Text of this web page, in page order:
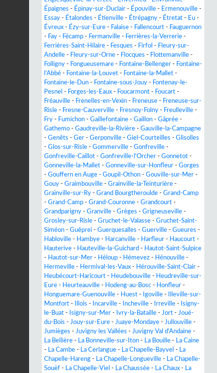
Épaignes - Épinay-sur-Duclair - Épouville - Ermenouville -
Essay - Étalondes - Étienville - Étrépagny - Étretat - Eu -
Évreux - Ézy-sur-Eure - Falaise - Fallencourt - Fauguernon
- Fay - Fécamp - Fermanville - Ferrières-la-Verrerie -
Ferrières-Saint-Hilaire - Fesques - Firfol - Fleury-sur-
Andelle - Fleury-sur-Orne - Flocques - Flottemanville -
Folligny - Fongueusemare - Fontaine-Bellenger - Fontaine-
l'Abbé - Fontaine-la-Louvet - Fontaine-la-Mallet -
Fontaine-le-Dun - Fontaine-sous-Jouy - Fontenay-le-
Pesnel - Forges-les-Eaux - Foucarmont - Foucart -
Fréauville - Frenelles-en-Vexin - Freneuse - Freneuse-sur-
Risle - Fresne-Cauverville - Fresnoy-Folny - Freulleville -
Fry - Fumichon - Gaillefontaine - Gaillon - Gâprée -
Gathemo - Gaudreville-la-Rivière - Gauville-la-Campagne
- Genêts - Ger - Gerponville - Giel-Courteilles - Glisolles
- Glos-sur-Risle - Gommerville - Gonfreville -
Gonfreville-Caillot - Gonfreville-l'Orcher - Gonnetot -
Gonneville-la-Mallet - Gonneville-sur-Honfleur - Gorges
- Gouffern en Auge - Goupil-Othon - Gouville-sur-Mer -
Gouy - Graimbouville - Grainville-la-Teinturière -
Grainville-sur-Ry - Grand Bourgtheroulde - Grand-Camp
- Grand-Camp - Grand-Couronne - Grandcourt -
Grandparigny - Granville - Grèges - Grigneuseville -
Grosley-sur-Risle - Gruchet-le-Valasse - Gruchet-Saint-
Siméon - Guêprei - Guerquesalles - Guerville - Gueures -
Habloville - Hambye - Harcanville - Harfleur - Haucourt -
Hauterive - Hauteville-la-Guichard - Hautot-Saint-Sulpice
- Hautot-sur-Mer - Héloup - Hémevez - Hénouville -
Hermeville - Hermival-les-Vaux - Hérouville-Saint-Clair -
Heubécourt-Haricourt - Heudebouville - Heudreville-sur-
Eure - Heurteauville - Hodeng-au-Bosc - Honfleur -
Honguemare-Guenouville - Huest - Igoville -
Illeville-sur-
Montfort - Illois - Incarville - Incheville - Irreville -
Isigny-
le-Buat - Isigny-sur-Mer - Ivry-la-Bataille - Jort - Joué-
du-Bois - Jouy-sur-Eure - Juaye-Mondaye - Jullouville -
Jumièges - Juvigny les Vallées - Juvigny Val d'Andaine -
La Bellière - La Bonneville-sur-Iton - La Bouille - La Caine
- La Cambe - La Cerlangue - La Chapelle-Bayvel - La
Chapelle-Hareng - La Chapelle-Longueville - La Chapelle-
Souëf - La Chapelle-Viel - La Chaussée - La Chaux - La